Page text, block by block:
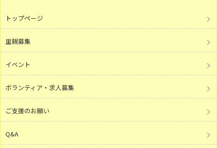
トップページ
里親募集
イベント
ボランティア・求人募集
ご支援のお願い
Q&A